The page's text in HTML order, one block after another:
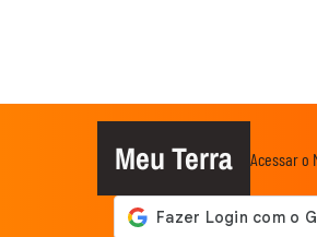
Meu Terra Acessar o